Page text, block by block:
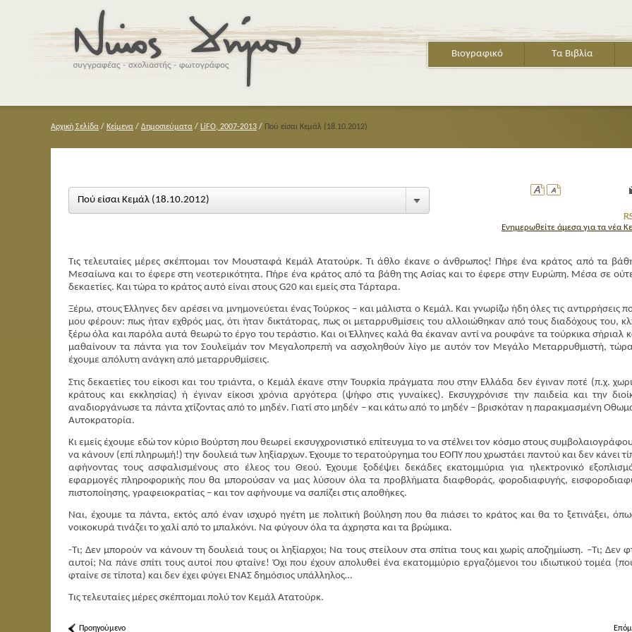
Βιογραφικό Τα Βιβλία
Αρχική Σελίδα / Κείμενα / Δημοσιεύματα / LiFO, 2007-2013 / Πού είσαι Κεμάλ (18.10.2012)
Ενημερωθείτε άμεσα για τα νέα
Πού είσαι Κεμάλ (18.10.2012)
Τις τελευταίες μέρες σκέπτομαι τον Μουσταφά Κεμάλ Ατατούρκ. Τι άθλο έκανε ο άνθρωπος! Πήρε ένα κράτος από τα
Μεσαίωνα και το έφερε στη νεοτερικότητα. Πήρε ένα κράτος από τα βάθη της Ασίας και το έφερε στην Ευρώπη. Μέσα σε
δεκαετίες. Και τώρα το κράτος αυτό είναι στους G20 και εμείς στα Τάρταρα.
Ξέρω, στους Έλληνες δεν αρέσει να μνημονεύεται ένας Τούρκος – και μάλιστα ο Κεμάλ. Και γνωρίζω ήδη όλες τις αντιρρήσεις
μου φέρουν: πως ήταν εχθρός μας, ότι ήταν δικτάτορας, πως οι μεταρρυθμίσεις του αλλοιώθηκαν από τους διαδόχους του,
ξέρω όλα και παρόλα αυτά θεωρώ το έργο του τεράστιο. Και οι Έλληνες καλά θα έκαναν αντί να ρουφάνε τα τούρκικα σήριαλ
μαθαίνουν τα πάντα για τον Σουλεϊμάν τον Μεγαλοπρεπή να ασχοληθούν λίγο με αυτόν τον Μεγάλο Μεταρρυθμιστή,
έχουμε απόλυτη ανάγκη από μεταρρυθμίσεις.
Στις δεκαετίες του είκοσι και του τριάντα, ο Κεμάλ έκανε στην Τουρκία πράγματα που στην Ελλάδα δεν έγιναν ποτέ (π.χ.
κράτους και εκκλησίας) ή έγιναν είκοσι χρόνια αργότερα (ψήφο στις γυναίκες). Εκσυγχρόνισε την παιδεία και την
αναδιοργάνωσε τα πάντα χτίζοντας από το μηδέν. Γιατί στο μηδέν – και κάτω από το μηδέν – βρισκόταν η παρακμασμένη
Αυτοκρατορία.
Κι εμείς έχουμε εδώ τον κύριο Βούρτση που θεωρεί εκσυγχρονιστικό επίτευγμα το να στέλνει τον κόσμο στους
να κάνουν (επί πληρωμή!) την δουλειά των ληξίαρχων. Έχουμε το τερατούργημα του ΕΟΠΥ που χρωστάει παντού και δεν κάνει
αφήνοντας τους ασφαλισμένους στο έλεος του Θεού. Έχουμε ξοδέψει δεκάδες εκατομμύρια για ηλεκτρονικό
εφαρμογές πληροφορικής που θα μπορούσαν να μας λύσουν όλα τα προβλήματα διαφθοράς, φοροδιαφυγής,
πιστοποίησης, γραφειοκρατίας – και τον αφήνουμε να σαπίζει στις αποθήκες.
Ναι, έχουμε τα πάντα, εκτός από έναν ισχυρό ηγέτη με πολιτική βούληση που θα πιάσει το κράτος και θα το ξετινάξει,
νοικοκυρά τινάζει το χαλί από το μπαλκόνι. Να φύγουν όλα τα άχρηστα και τα βρώμικα.
-Τι; Δεν μπορούν να κάνουν τη δουλειά τους οι ληξίαρχοι; Να τους στείλουν στα σπίτια τους και χωρίς αποζημίωση. –Τι; Δεν
αυτοί; Να πάνε σπίτι τους αυτοί που φταίνε! Όχι που έχουν απολυθεί ένα εκατομμύριο εργαζόμενοι του ιδιωτικού τομέα
φταίνε σε τίποτα) και δεν έχει φύγει ΕΝΑΣ δημόσιος υπάλληλος…
Τις τελευταίες μέρες σκέπτομαι πολύ τον Κεμάλ Ατατούρκ.
Προηγούμενο